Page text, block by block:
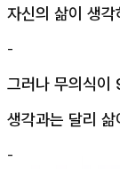
자신의 삶이 생
-
그러나 무의식이
생각과는 달리
-